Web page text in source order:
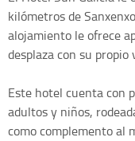
kilómetros de
alojamiento le ofrece
desplaza con su
Este hotel cuenta con
adultos y niños,
como complemento al